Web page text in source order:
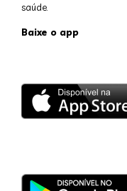
saúde.
Baixe o app